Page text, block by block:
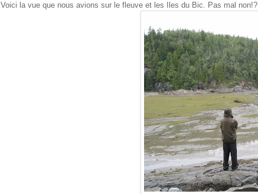
Voici la vue que nous avions sur le fleuve et les Iles du Bic. Pas mal non!?